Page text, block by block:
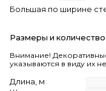
Большая по ширине
Размеры и
Внимание!
указываются в виду их
Длина, м